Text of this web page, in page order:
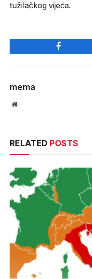
tužilačkog vijeća.
Facebook
mema
Website
RELATED POSTS